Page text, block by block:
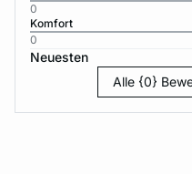
0
Komfort
0
Neuesten
Alle {0}